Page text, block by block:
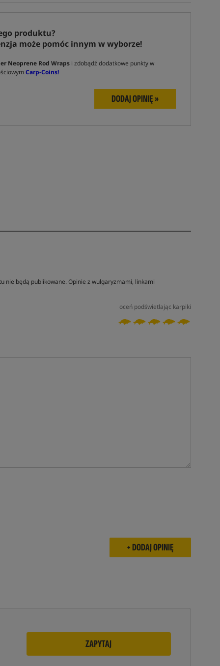
Tym produktem interesuje się:18 osób
produktu?
może pomóc innym w wyborze!
Neoprene Rod Wraps i zdobądź dodatkowe punkty w
Carp-Coins!
DODAJ OPINIĘ »
nie będą publikowane. Opinie z wulgaryzmami, linkami
oceń podświetlając karpiki
ZAPYTAJ